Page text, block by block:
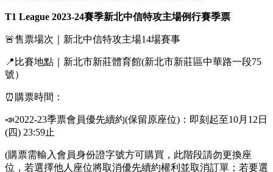
T1 League 2023-24賽季新北中信特攻主場例行賽季票
🚨售票場次｜新北中信特攻主場14場賽事
📍比賽地點｜新北市新莊體育館(新北市新莊區中華路一段75
號）
⏰購票時間：
📣2022-23季票會員優先續約(保留原座位)：即刻起至10月12日
(四) 23:59止
(購票需輸入會員身份證字號方可購買，此階段請勿更換座
位，若選擇他人座位將取消優先續約權利並取消訂單；若要選